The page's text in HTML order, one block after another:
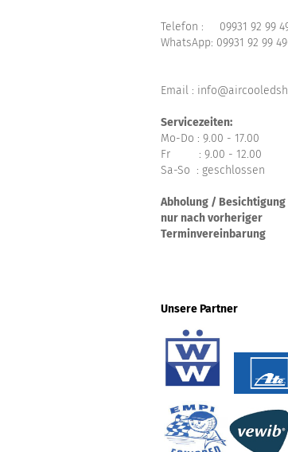
Telefon : 09931 92 99
WhatsApp: 09931 92 99
Email :
Servicezeiten:
Mo-Do : 9.00 - 17.00
Fr : 9.00 - 12.00
Sa-So : geschlossen
Abholung / Besichtigung
nur nach vorheriger
Terminvereinbarung
Unsere Partner